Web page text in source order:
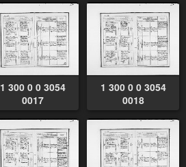
1 300 0 0 3054
0017
1 300 0 0 3054
0018